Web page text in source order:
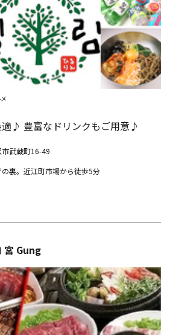
適♪ 豊富なドリンクもご用意♪
武蔵町16-49
裏。近江町市場から徒歩5分
宮 Gung